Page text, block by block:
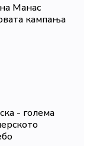
Манас
кампања
- голема